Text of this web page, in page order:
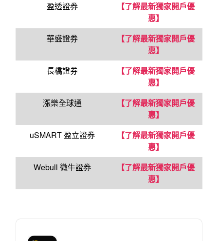
盈透證券
【了解最新獨家開戶優
惠】
華盛證券
【了解最新獨家開戶優
惠】
長橋證券
【了解最新獨家開戶優
惠】
漲樂全球通
【了解最新獨家開戶優
惠】
uSMART 盈立證券
【了解最新獨家開戶優
惠】
Webull 微牛證券
【了解最新獨家開戶優
惠】